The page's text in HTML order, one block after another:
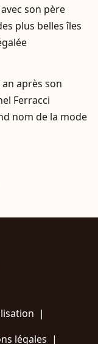
son père
plus belles îles
après son
Ferracci
nom de la mode
|
légales |